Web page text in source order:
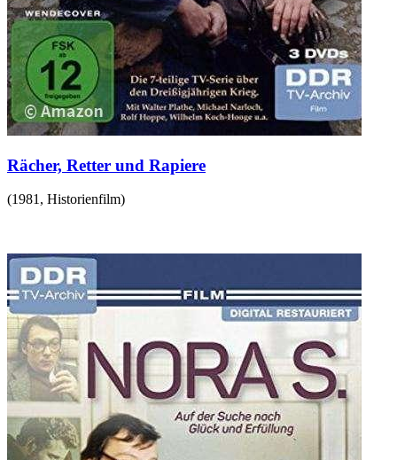
Rächer, Retter und Rapiere
(1981 , Historienfilm)